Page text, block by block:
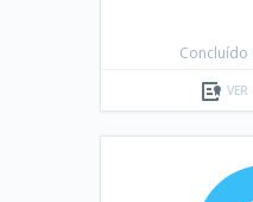
Concluído
VER